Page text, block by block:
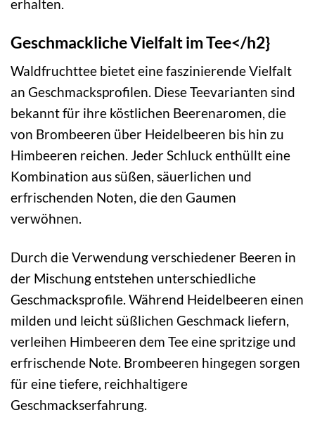
erhalten.
Geschmackliche Vielfalt im Tee</h2}
Waldfruchttee bietet eine faszinierende Vielfalt
an Geschmacksprofilen. Diese Teevarianten sind
bekannt für ihre köstlichen Beerenaromen, die
von Brombeeren über Heidelbeeren bis hin zu
Himbeeren reichen. Jeder Schluck enthüllt eine
Kombination aus süßen, säuerlichen und
erfrischenden Noten, die den Gaumen
verwöhnen.
Durch die Verwendung verschiedener Beeren in
der Mischung entstehen unterschiedliche
Geschmacksprofile. Während Heidelbeeren einen
milden und leicht süßlichen Geschmack liefern,
verleihen Himbeeren dem Tee eine spritzige und
erfrischende Note. Brombeeren hingegen sorgen
für eine tiefere, reichhaltigere
Geschmackserfahrung.